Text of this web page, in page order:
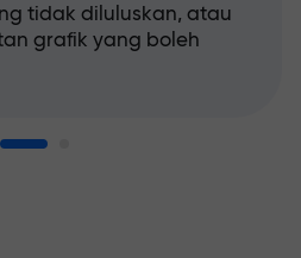
tidak diluluskan, atau
grafik yang boleh